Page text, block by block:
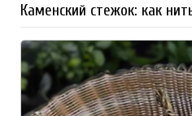
Каменский стежок: как